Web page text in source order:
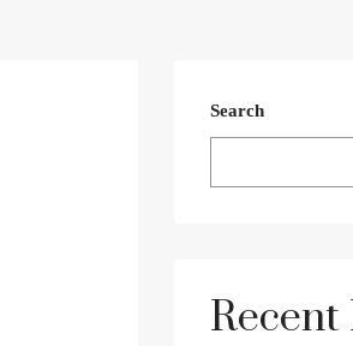
Search
Recent